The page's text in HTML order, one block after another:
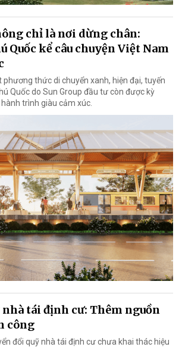
chỉ là nơi dừng chân:
Quốc kể câu chuyện Việt Nam
phương thức di chuyển xanh, hiện đại, tuyến
Quốc do Sun Group đầu tư còn được kỳ
trình giàu cảm xúc.
tái định cư: Thêm nguồn
công
đổi quỹ nhà tái định cư chưa khai thác hiệu